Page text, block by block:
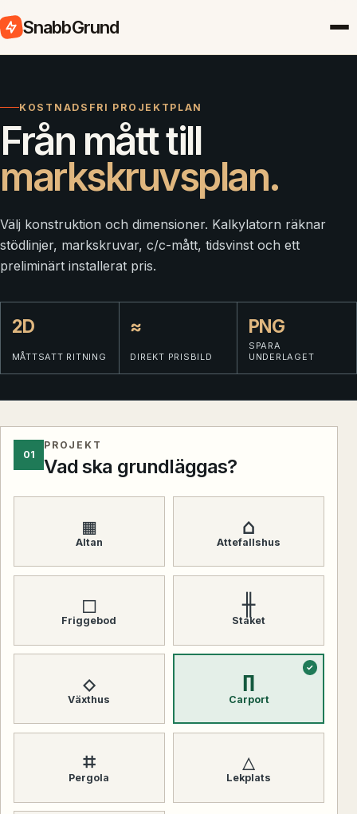
SnabbGrund
KOSTNADSFRI PROJEKTPLAN
Från mått till
markskruvsplan.
Välj konstruktion och dimensioner. Kalkylatorn räknar
stödlinjer, markskruvar, c/c-mått, tidsvinst och ett
preliminärt installerat pris.
2D
MÅTTSATT RITNING
≈
DIREKT PRISBILD
PNG
SPARA
UNDERLAGET
01
PROJEKT
Vad ska grundläggas?
▦
Altan
⌂
Attefallshus
□
Friggebod
╫
Staket
◇
Växthus
Π
Carport
⌗
Pergola
△
Lekplats